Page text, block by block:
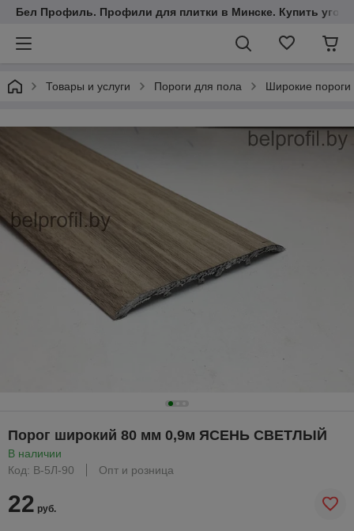
Бел Профиль. Профили для плитки в Минске. Купить
Товары и услуги Пороги для пола Широкие пороги
Порог широкий 80 мм 0,9м ЯСЕНЬ СВЕТЛЫЙ
В наличии
Код: В-5Л-90
Опт и розница
22 руб.